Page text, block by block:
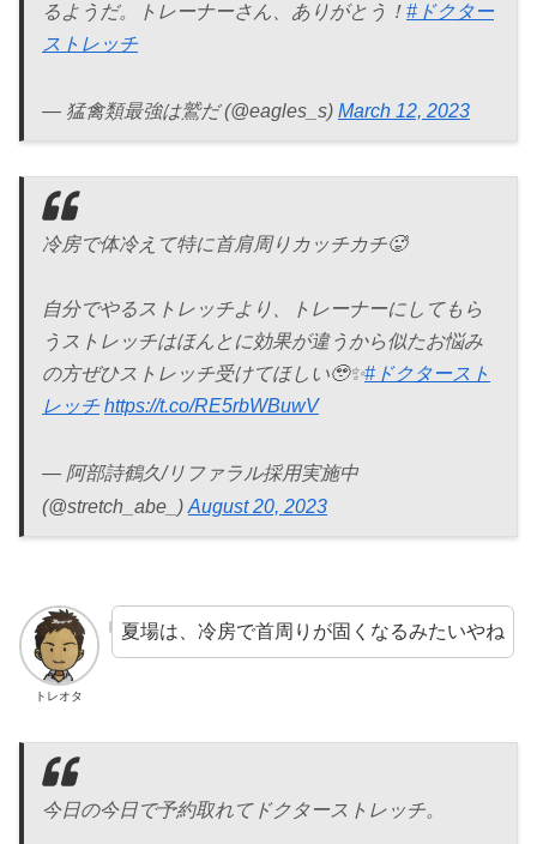
るようだ。トレーナーさん、ありがとう！ #ドクター
ストレッチ
— 猛禽類最強は鷲だ (@eagles_s) March 12, 2023
冷房で体冷えて特に首肩周りカッチカチ🥵
自分でやるストレッチより、トレーナーにしてもら
うストレッチはほんとに効果が違うから似たお悩み
の方ぜひストレッチ受けてほしい🥹✨#ドクタースト
レッチ https://t.co/RE5rbWBuwV
— 阿部詩鶴久/リファラル採用実施中
(@stretch_abe_) August 20, 2023
トレオタ
夏場は、冷房で首周りが固くなるみたいやね
今日の今日で予約取れてドクターストレッチ。